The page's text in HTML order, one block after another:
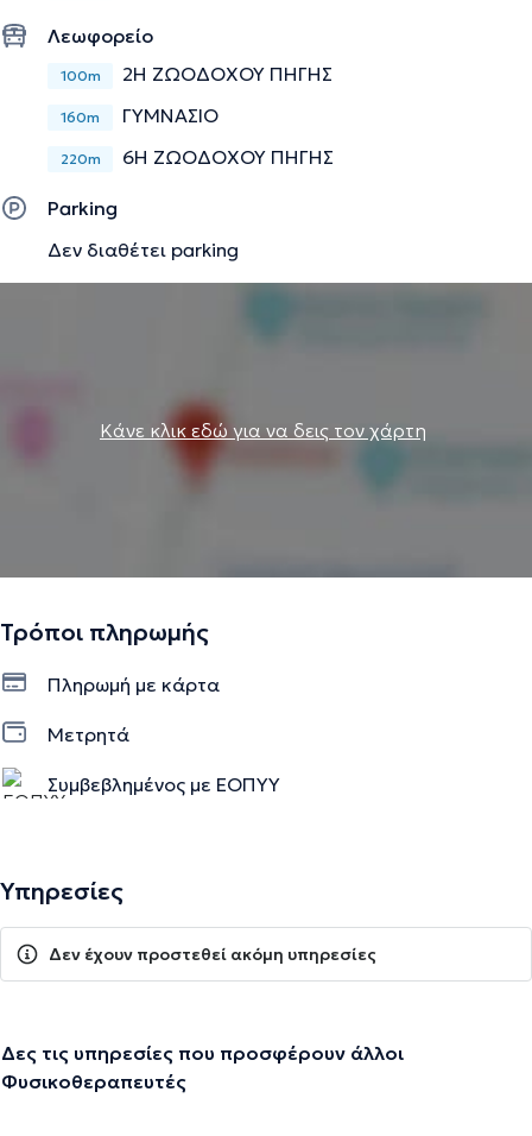
Λεωφορείο
100m 2Η ΖΩΟΔΟΧΟΥ ΠΗΓΗΣ
160m ΓΥΜΝΑΣΙΟ
220m 6Η ΖΩΟΔΟΧΟΥ ΠΗΓΗΣ
Parking
Δεν διαθέτει parking
Κάνε κλικ εδώ για να δεις τον χάρτη
Τρόποι πληρωμής
Πληρωμή με κάρτα
Μετρητά
Συμβεβλημένος με ΕΟΠΥΥ
Υπηρεσίες
Δεν έχουν προστεθεί ακόμη υπηρεσίες
Δες τις υπηρεσίες που προσφέρουν άλλοι
Φυσικοθεραπευτές